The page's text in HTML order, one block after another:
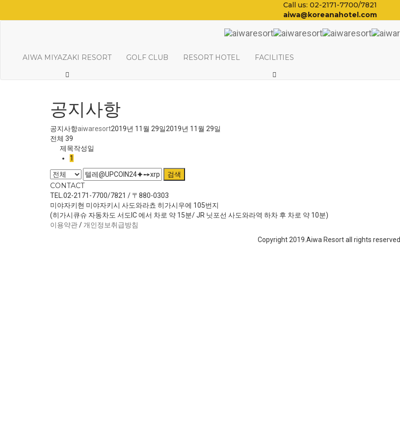
Call us: 02-2171-7700/7821
aiwa@koreanahotel.com
AIWA MIYAZAKI RESORT GOLF CLUB RESORT HOTEL FACILITIES
공지사항
공지사항aiwaresort2019년 11월 29일2019년 11월 29일
전체 39
제목작성일
1
검색
CONTACT
TEL.02-2171-7700/7821 / 〒880-0303
미야자키현 미야자키시 사도와라쵸 히가시우에 105번지
(히가시큐슈 자동차도 서도IC 에서 차로 약 15분/ JR 닛포선 사도와라역 하차 후 차로 약 10분)
이용약관/ 개인정보취급방침
Copyright 2019.Aiwa Resort all rights reserved.